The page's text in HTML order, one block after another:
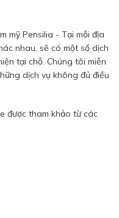
mỹ Pensilia - Tại mỗi địa
nhau, sẽ có một số dịch
tại chỗ. Chúng tôi miễn
dịch vụ không đủ điều
được tham khảo từ các